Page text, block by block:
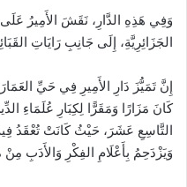
وَفِي هَذِهِ الدَّارِ، نَقَشَ الأَمِيرُ
الجَزَائِرِيَّةِ، إِلَى جَانِبِ رَايَاتِ
إِنَّ تَمَيُّزَ دَارِ الأَمِيرِ فِي حَيِّ
كَانَ مَزَارًا وَمَقَرًّا لِكِبَارِ عُلَمَاءِ
التَّاسِعِ عَشَرَ، حَيْثُ كَانَتْ تُعْقَدُ
وَيَزْدَحِمُ بِأَعْلَامِ الفِكْرِ وَالأَدَبِ مِنْ